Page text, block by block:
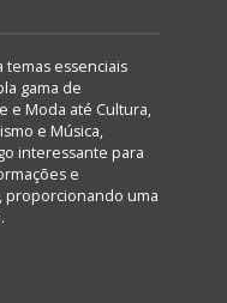
essenciais
gama de
e Moda até Cultura,
e Música,
interessante para
e
proporcionando uma